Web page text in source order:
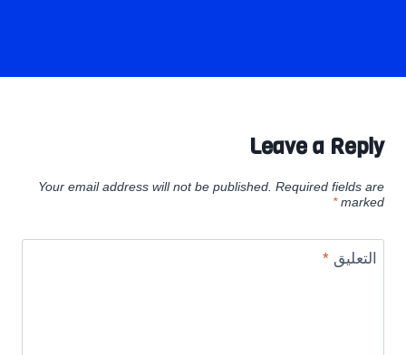
Leave a Reply
Your email address will not be published. Required fields are
marked
*
التعليق*